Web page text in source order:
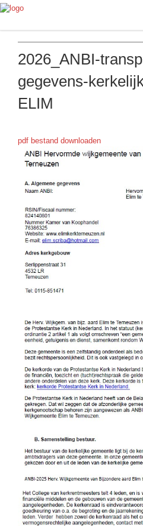
2026_ANBI-
gegevens-
ELIM
pdf bestand downloaden